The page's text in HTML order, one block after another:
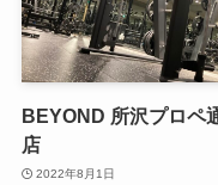
BEYOND 所沢プロペ
店
2022年8月1日